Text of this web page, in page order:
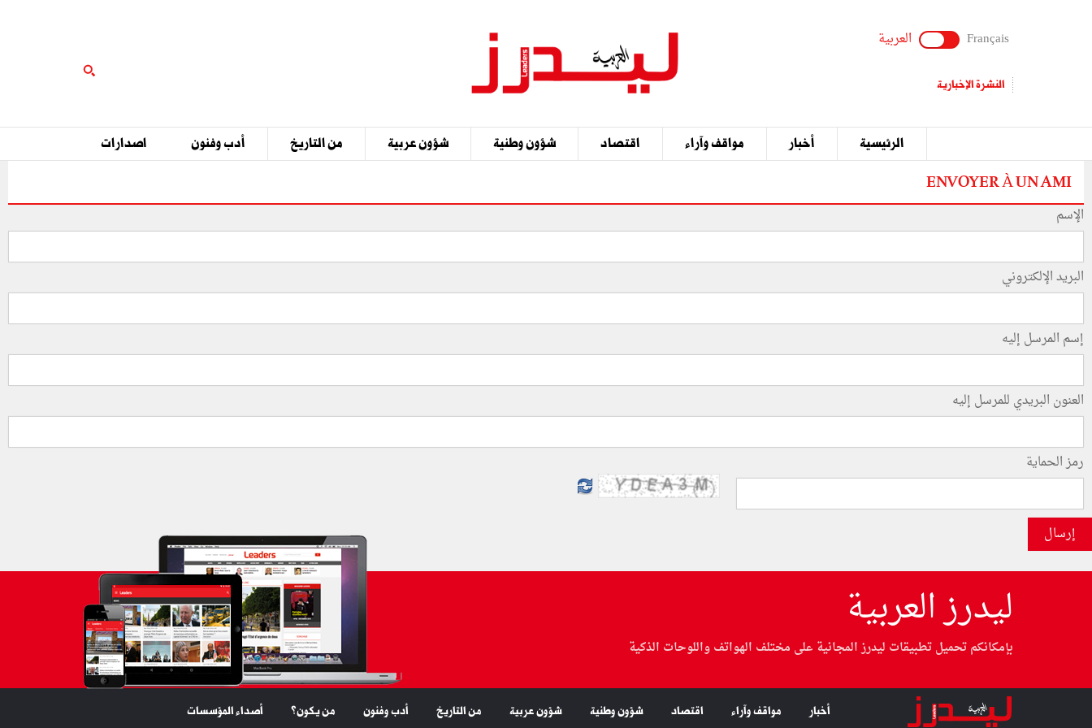
Français العربية
النشرة الإخبارية
الرئيسية أخبار مواقف وآراء اقتصاد شؤون وطنية شؤون عربية من التاريخ أدب وفنون اصدارات
ENVOYER À UN AMI
الإسم
البريد الإلكتروني
إسم المرسل إليه
العنون البريدي للمرسل إليه
رمز الحماية
إرسال
ليدرز العربية
بإمكانكم تحميل تطبيقات ليدرز المجانية على مختلف الهواتف واللوحات الذكية
أخبار مواقف وآراء اقتصاد شؤون وطنية شؤون عربية من التاريخ أدب وفنون من يكون؟ أصداء المؤسسات